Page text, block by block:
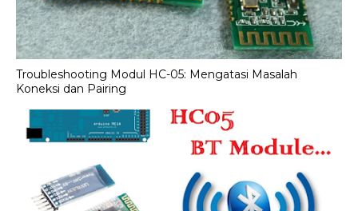
Troubleshooting Modul HC-05: Mengatasi Masalah
Koneksi dan Pairing